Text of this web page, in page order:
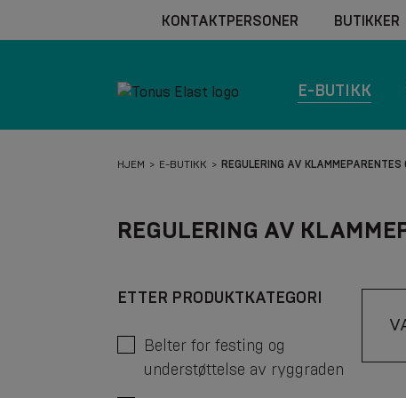
KONTAKTPERSONER BUTIKKER
E-BUTIKK
HJEM E-BUTIKK REGULERING AV KLAMMEPARENTES
REGULERING AV
ETTER PRODUKTKATEGORI
Belter for festing og
understøttelse av ryggraden